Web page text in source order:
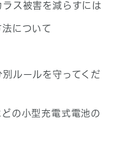
ス被害を減らすには
について
別ルールを守ってくだ
の小型充電式電池の